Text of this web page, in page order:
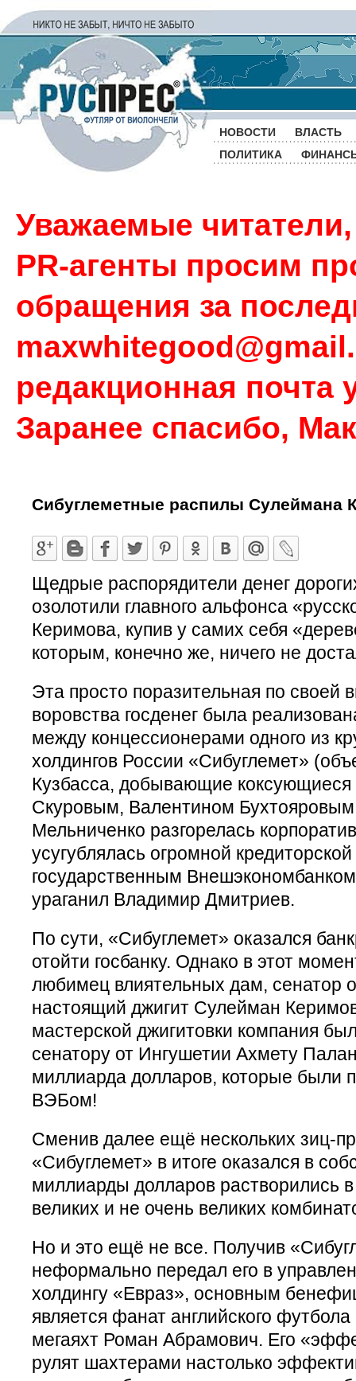
НОВОСТИ
ВЛАСТЬ
ПОЛИТИКА
Уважаемые
PR-агенты просим
обращения за
редакционная почта
Заранее спасибо,
Сибуглеметные распилы Сулеймана
Щедрые распорядители денег
озолотили главного альфонса
Керимова, купив у самих себя
которым, конечно же, ничего не
Эта просто поразительная по своей
воровства госденег была
между концессионерами одного из
холдингов России «Сибуглемет»
Кузбасса, добывающие коксующиеся
Скуровым, Валентином
Мельниченко разгорелась
усугублялась огромной
государственным
ураганил Владимир Дмитриев.
По сути, «Сибуглемет» оказался
отойти госбанку. Однако в этот
любимец влиятельных дам, сенатор
настоящий джигит Сулейман
мастерской джигитовки компания
сенатору от Ингушетии Ахмету
миллиарда долларов, которые были
ВЭБом!
Сменив далее ещё нескольких зиц-
«Сибуглемет» в итоге оказался в
миллиарды долларов растворились
великих и не очень великих
Но и это ещё не все. Получив
неформально передал его в
холдингу «Евраз», основным
является фанат английского
мегаяхт Роман Абрамович. Его
рулят шахтерами настолько